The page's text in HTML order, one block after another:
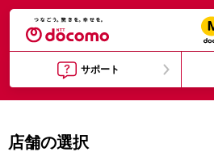
サポート
店舗の選択